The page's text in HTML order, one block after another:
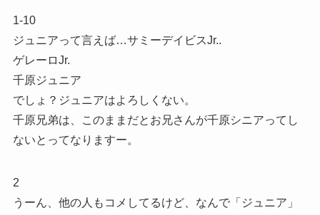
1-10
ジュニアって言えば…サミーデイビスJr..
ゲレーロJr.
千原ジュニア
でしょ？ジュニアはよろしくない。
千原兄弟は、このままだとお兄さんが千原シニアってし
ないとってなりますー。
2
うーん、他の人もコメしてるけど、なんで「ジュニア」